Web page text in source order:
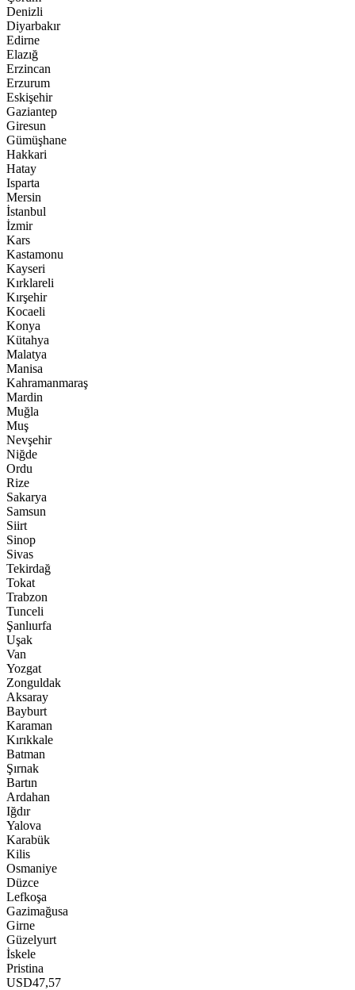
Denizli
Diyarbakır
Edirne
Elazığ
Erzincan
Erzurum
Eskişehir
Gaziantep
Giresun
Gümüşhane
Hakkari
Hatay
Isparta
Mersin
İstanbul
İzmir
Kars
Kastamonu
Kayseri
Kırklareli
Kırşehir
Kocaeli
Konya
Kütahya
Malatya
Manisa
Kahramanmaraş
Mardin
Muğla
Muş
Nevşehir
Niğde
Ordu
Rize
Sakarya
Samsun
Siirt
Sinop
Sivas
Tekirdağ
Tokat
Trabzon
Tunceli
Şanlıurfa
Uşak
Van
Yozgat
Zonguldak
Aksaray
Bayburt
Karaman
Kırıkkale
Batman
Şırnak
Bartın
Ardahan
Iğdır
Yalova
Karabük
Kilis
Osmaniye
Düzce
Lefkoşa
Gazimağusa
Girne
Güzelyurt
İskele
Pristina
USD47,57